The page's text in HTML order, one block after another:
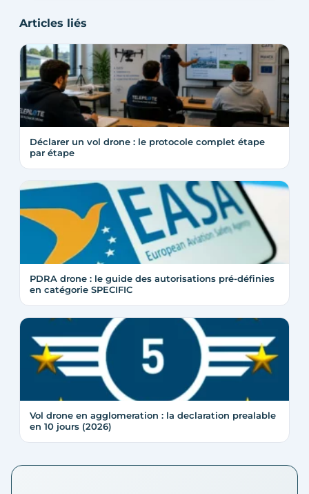
Articles liés
Déclarer un vol drone : le protocole complet étape
par étape
PDRA drone : le guide des autorisations pré-définies
en catégorie SPECIFIC
Vol drone en agglomeration : la declaration prealable
en 10 jours (2026)